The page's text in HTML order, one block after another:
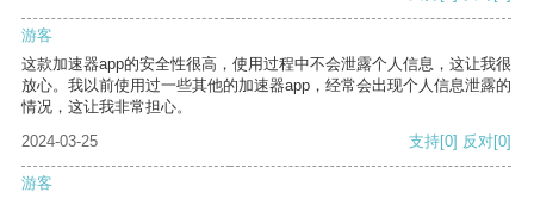
游客
这款加速器app的安全性很高，使用过程中不会泄露个人信息，这让我很
放心。我以前使用过一些其他的加速器app，经常会出现个人信息泄露的
情况，这让我非常担心。
2024-03-25
支持[0] 反对[0]
游客